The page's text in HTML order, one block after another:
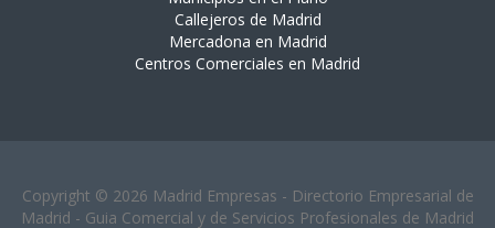
Callejeros de Madrid
Mercadona en Madrid
Centros Comerciales en Madrid
Copyright © 2026 Madrid Empresas - Directorio Empresarial de
Madrid - Guia Comercial y de Servicios Profesionales de Madrid